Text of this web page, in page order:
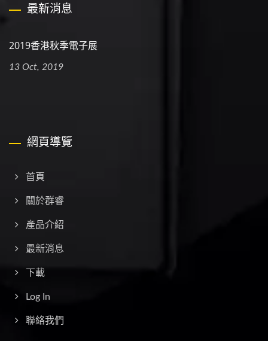
最新消息
2019香港秋季電子展
13 Oct, 2019
網頁導覽
首頁
關於群睿
產品介紹
最新消息
下載
Log In
聯絡我們